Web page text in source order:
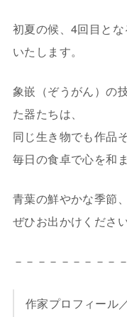
初夏の候、4回目と
いたします。
象嵌（ぞうがん）の
た器たちは、
同じ生き物でも作品
毎日の食卓で心を和
青葉の鮮やかな季節
ぜひお出かけください
－－－－－－－－－
作家プロフィール